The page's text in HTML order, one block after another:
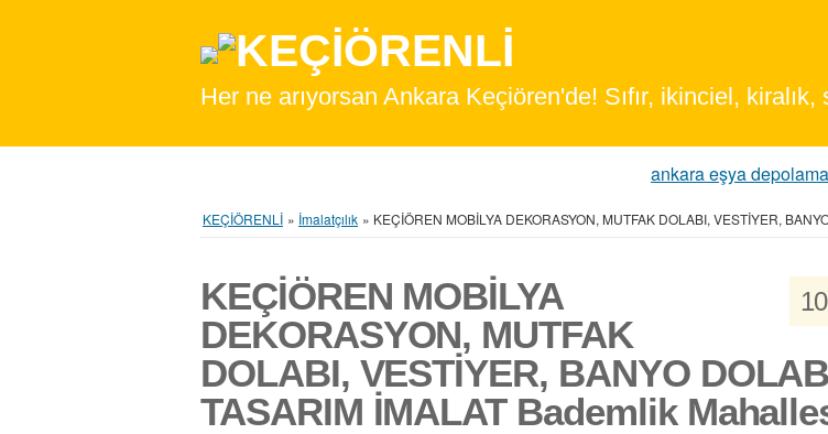
Her ne arıyorsan Ankara Keçiören'de! Sıfır, ikinciel,
ankara eşya depolama
KEÇİÖRENLİ » İmalatçılık » KEÇİÖREN MOBİLYA DEKORASYON, MUTFAK DOLABI, VESTİYER,
KEÇİÖREN MOBİLYA
DEKORASYON, MUTFAK
DOLABI, VESTİYER, BANYO
TASARIM İMALAT Bademlik